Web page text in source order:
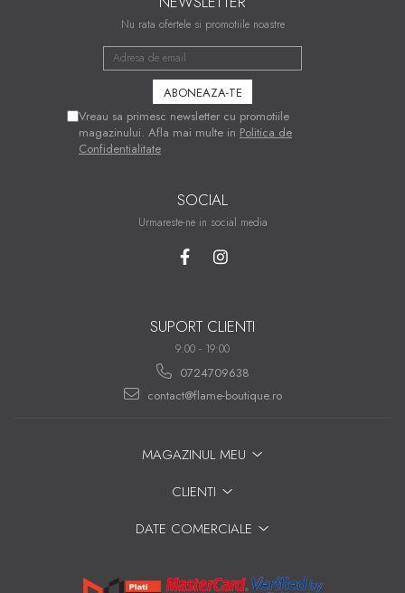
Nu rata ofertele si promotiile noastre
Vreau sa primesc newsletter cu promotiile
magazinului. Afla mai multe in Politica de
Confidentialitate
SOCIAL
Urmareste-ne in social media
SUPORT CLIENTI
9:00 - 19:00
0724709638
contact@flame-boutique.ro
MAGAZINUL MEU
CLIENTI
DATE COMERCIALE